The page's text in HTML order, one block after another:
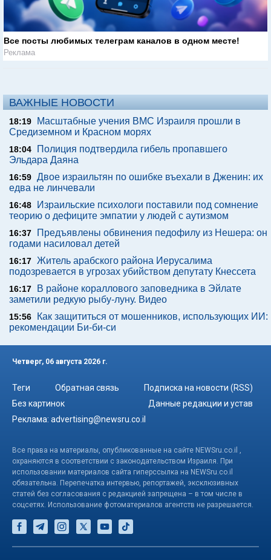
Все посты любимых телеграм каналов в одном месте!
Реклама
ВАЖНЫЕ НОВОСТИ
18:19
Масштабные учения ВМС Израиля прошли в
Средиземном и Красном морях
18:04
Полиция подтвердила гибель пропавшего
Эльдара Даяна
16:59 Двое израильтян по ошибке въехали в Дженин: их
едва не линчевали
16:48
Израильские психологи поставили под сомнение
теорию о дефиците эмпатии у людей с аутизмом
16:37
Предъявлены обвинения педофилу из Нешера: он
годами насиловал детей
16:17 Житель арабского района Иерусалима
подозревается в угрозах убийством депутату Кнессета
16:17
В районе кораллового заповедника в Эйлате
заметили редкую рыбу-луну. Видео
15:56
Как защититься от мошенников, использующих ИИ:
рекомендации Би-би-си
Четверг, 06 августа 2026 г.
Теги Обратная связь
Подписка на новости (RSS)
Без картинок
Данные редакции и устав
Реклама: advertising@newsru.co.il
Все права на материалы, опубликованные на сайте NEWSru.co.il ,
охраняются в соответствии с законодательством Израиля. При
использовании материалов сайта гиперссылка на NEWSru.co.il
обязательна. Перепечатка интервью, репортажей, эксклюзивных
статей без согласования с редакцией запрещена – в том числе в
соцсетях. Использование фотоматериалов агентств не разрешается.